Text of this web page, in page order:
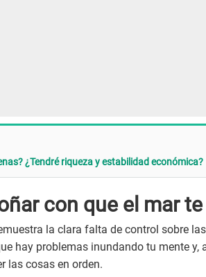
¿Tendré riqueza y estabilidad económica?
con que el mar
la clara falta de control sobre
hay problemas inundando tu mente y,
las cosas en orden.